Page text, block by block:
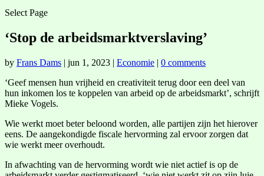
Select Page
‘Stop de arbeidsmarktverslaving’
by Frans Dams | jun 1, 2023 | Economie | 0 comments
‘Geef mensen hun vrijheid en creativiteit terug door een deel van
hun inkomen los te koppelen van arbeid op de arbeidsmarkt’, schrijft
Mieke Vogels.
Wie werkt moet beter beloond worden, alle partijen zijn het hierover
eens. De aangekondigde fiscale hervorming zal ervoor zorgen dat
wie werkt meer overhoudt.
In afwachting van de hervorming wordt wie niet actief is op de